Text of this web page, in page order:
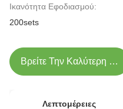
Ικανότητα Εφοδιασμού:
200sets
Βρείτε Την Καλύτερη Τιμή
Λεπτομέρειες